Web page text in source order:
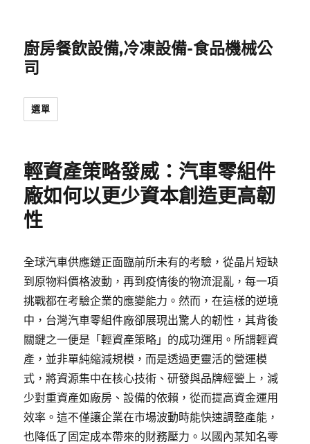
廚房餐飲設備,冷凍設備-食品機械公
司
選單
輕資產策略發威：汽車零組件
廠如何以更少資本創造更高韌
性
全球汽車供應鏈正面臨前所未有的考驗，從晶片短缺
到原物料價格波動，再到疫情後的物流混亂，每一項
挑戰都在考驗企業的應變能力。然而，在這樣的逆境
中，台灣汽車零組件廠卻展現出驚人的韌性，其背後
關鍵之一便是「輕資產策略」的成功運用。所謂輕資
產，並非單純縮減規模，而是透過更靈活的營運模
式，將資源集中在核心技術、研發與品牌經營上，減
少對重資產如廠房、設備的依賴，從而提高資金運用
效率。這不僅讓企業在市場波動時能快速調整產能，
也降低了固定成本帶來的財務壓力。以國內某知名零